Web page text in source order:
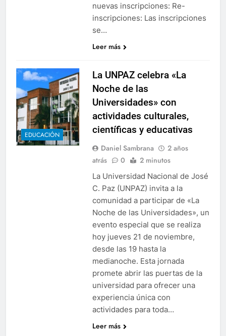
nuevas inscripciones: Re-
inscripciones: Las inscripciones
se…
Leer más
EDUCACIÓN
La UNPAZ celebra «La
Noche de las
Universidades» con
actividades culturales,
científicas y educativas
Daniel Sambrana
2 años
atrás
0 2 minutos
La Universidad Nacional de José
C. Paz (UNPAZ) invita a la
comunidad a participar de «La
Noche de las Universidades», un
evento especial que se realiza
hoy jueves 21 de noviembre,
desde las 19 hasta la
medianoche. Esta jornada
promete abrir las puertas de la
universidad para ofrecer una
experiencia única con
actividades para toda…
Leer más